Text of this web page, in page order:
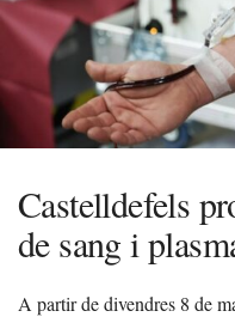
Castelldefels
de sang i
A partir de divendres 8 de